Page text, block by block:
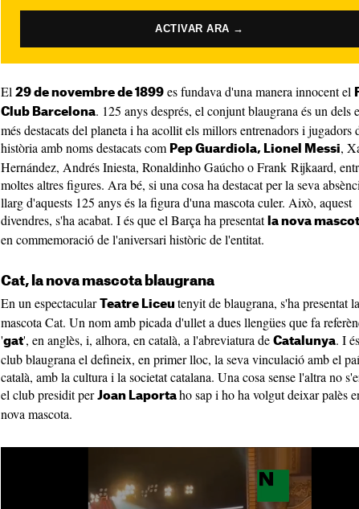
ACTIVAR ARA →
El 29 de novembre de 1899 es fundava d'una manera innocent el
Club Barcelona. 125 anys després, el conjunt blaugrana és un dels
més destacats del planeta i ha acollit els millors entrenadors i jugadors
història amb noms destacats com Pep Guardiola, Lionel Messi,
Hernández, Andrés Iniesta, Ronaldinho Gaúcho o Frank Rijkaard,
moltes altres figures. Ara bé, si una cosa ha destacat per la seva
llarg d'aquests 125 anys és la figura d'una mascota culer. Això, aquest
divendres, s'ha acabat. I és que el Barça ha presentat la nova
en commemoració de l'aniversari històric de l'entitat.
Cat, la nova mascota blaugrana
En un espectacular Teatre Liceu tenyit de blaugrana, s'ha presentat la
mascota Cat. Un nom amb picada d'ullet a dues llengües que fa
'gat', en anglès, i, alhora, en català, a l'abreviatura de Catalunya. I
club blaugrana el defineix, en primer lloc, la seva vinculació amb el
català, amb la cultura i la societat catalana. Una cosa sense l'altra no
el club presidit per Joan Laporta ho sap i ho ha volgut deixar palès
nova mascota.